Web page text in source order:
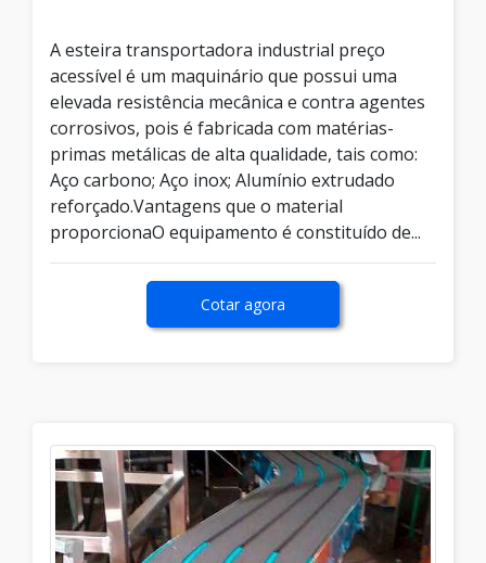
A esteira transportadora industrial preço
acessível é um maquinário que possui uma
elevada resistência mecânica e contra agentes
corrosivos, pois é fabricada com matérias-
primas metálicas de alta qualidade, tais como:
Aço carbono; Aço inox; Alumínio extrudado
reforçado.Vantagens que o material
proporcionaO equipamento é constituído de...
Cotar agora